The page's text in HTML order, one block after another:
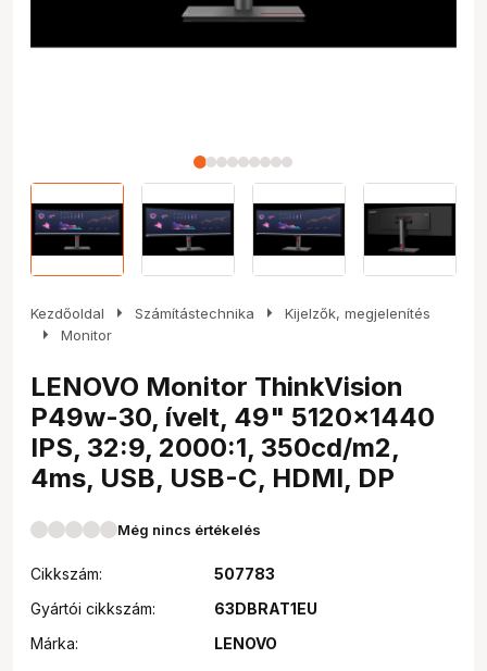
Kezdőoldal arrow_right Számítástechnika arrow_right Kijelzők, megjelenítés
arrow_right Monitor
LENOVO Monitor ThinkVision
P49w-30, ívelt, 49" 5120x1440
IPS, 32:9, 2000:1, 350cd/m2,
4ms, USB, USB-C, HDMI, DP
Még nincs értékelés
Cikkszám:
507783
Gyártói cikkszám:
63DBRAT1EU
Márka:
LENOVO